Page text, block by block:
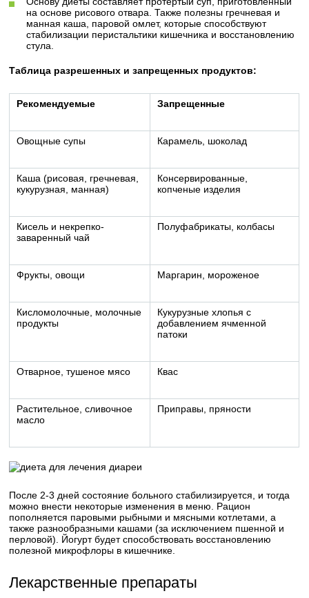
на основе рисового отвара. Также полезны гречневая и
манная каша, паровой омлет, которые способствуют
стабилизации перистальтики кишечника и восстановлению
стула.
Таблица разрешенных и запрещенных продуктов:
Рекомендуемые Запрещенные
Овощные супы Карамель, шоколад
Каша (рисовая, гречневая,
кукурузная, манная)
Консервированные,
копченые изделия
Кисель и некрепко-
заваренный чай
Полуфабрикаты, колбасы
Фрукты, овощи Маргарин, мороженое
Кисломолочные, молочные
продукты
Кукурузные хлопья с
добавлением ячменной
патоки
Отварное, тушеное мясо Квас
Растительное, сливочное
масло
Приправы, пряности
После 2-3 дней состояние больного стабилизируется, и тогда
можно внести некоторые изменения в меню. Рацион
пополняется паровыми рыбными и мясными котлетами, а
также разнообразными кашами (за исключением пшенной и
перловой). Йогурт будет способствовать восстановлению
полезной микрофлоры в кишечнике.
Лекарственные препараты